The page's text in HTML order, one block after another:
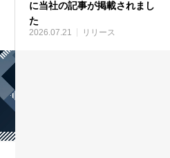
に当社の記事が掲載されまし
た
2026.07.21 リリース